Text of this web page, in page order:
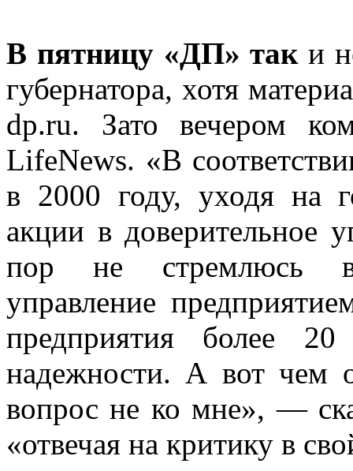
В пятницу «ДП» таки
губернатора, хотя
dp.ru. Зато вечером
LifeNews. «В
в 2000 году, уходя на
акции в доверительное
пор не стремлюсь
управление
предприятия более
надежности. А вот чем
вопрос не ко мне», —
«отвечая на критику в